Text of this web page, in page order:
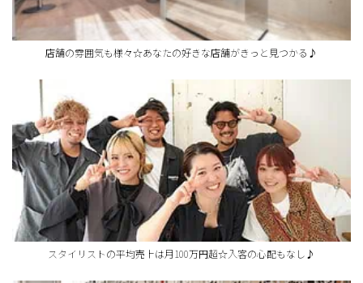
店舗の雰囲気も様々☆あなたの好きな店舗がきっと見つかる♪
スタイリストの平均売上は月100万円超☆入客の心配もなし♪